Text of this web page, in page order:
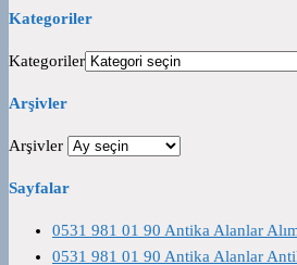
Kategoriler
Kategoriler
Arşivler
Arşivler
Sayfalar
0531 981 01 90 Antika Alanlar
0531 981 01 90 Antika Alanlar